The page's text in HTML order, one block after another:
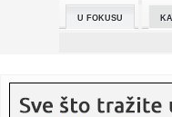
23:15: VIDEO: BMW
U FOKUSU